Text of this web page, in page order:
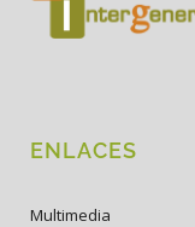
ENLACES
Multimedia